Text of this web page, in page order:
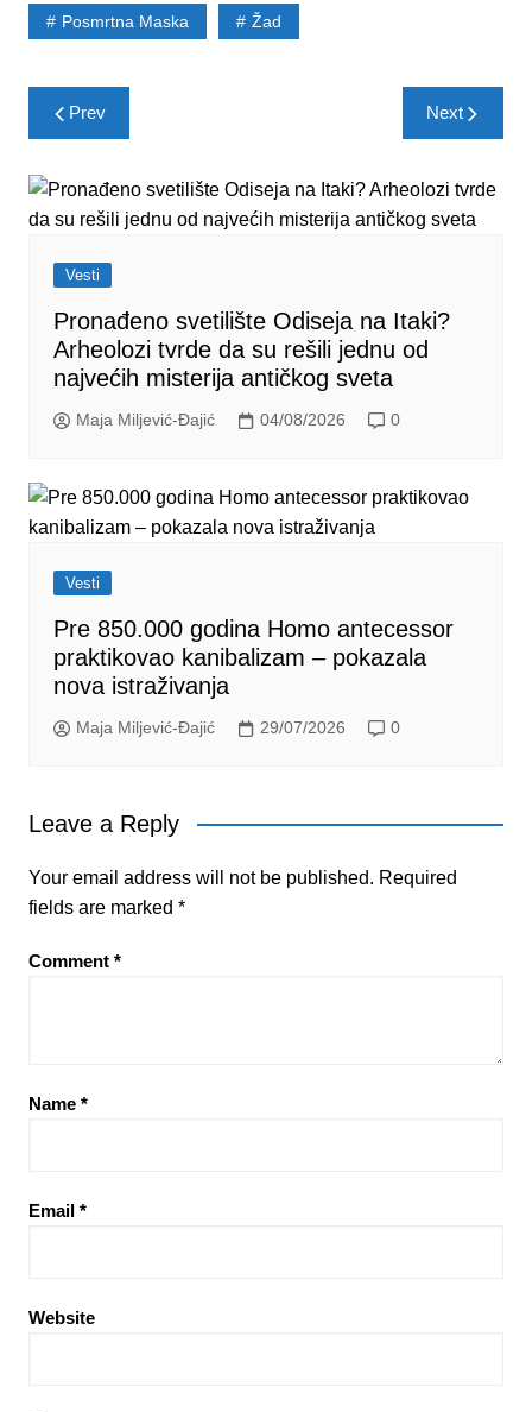
Posmrtna Maska Žad
Post
navigation
Prev Next
Vesti
Pronađeno svetilište Odiseja na Itaki?
Arheolozi tvrde da su rešili jednu od
najvećih misterija antičkog sveta
Maja Miljević-Đajić 04/08/2026 0
Vesti
Pre 850.000 godina Homo antecessor
praktikovao kanibalizam – pokazala
nova istraživanja
Maja Miljević-Đajić 29/07/2026 0
Leave a Reply
Your email address will not be published. Required
fields are marked *
Comment *
Name *
Email *
Website